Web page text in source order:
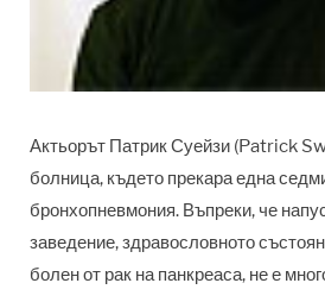
Актьорът Патрик Суейзи (Patrick
болница, където прекара една
бронхопневмония. Въпреки, че
заведение, здравословното
болен от рак на панкреаса, не е